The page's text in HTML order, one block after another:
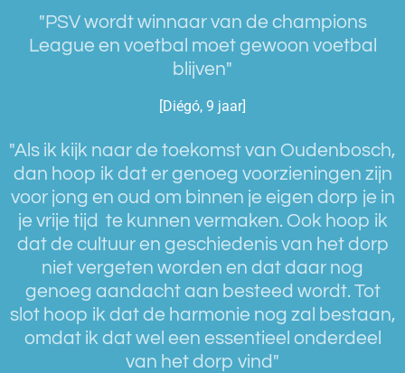
"PSV wordt winnaar van de champions
League en voetbal moet gewoon voetbal
blijven"
[Diégó, 9 jaar]
"Als ik kijk naar de toekomst van Oudenbosch,
dan hoop ik dat er genoeg voorzieningen zijn
voor jong en oud om binnen je eigen dorp je in
je vrije tijd te kunnen vermaken. Ook hoop ik
dat de cultuur en geschiedenis van het dorp
niet vergeten worden en dat daar nog
genoeg aandacht aan besteed wordt. Tot
slot hoop ik dat de harmonie nog zal bestaan,
omdat ik dat wel een essentieel onderdeel
van het dorp vind"